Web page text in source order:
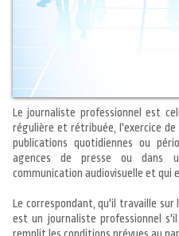
Le journaliste professionnel est celui qui a pour occupation principale,
régulière et rétribuée, l'exercice de
publications quotidiennes ou
agences de presse ou dans
communication audiovisuelle et qui
Le correspondant, qu'il travaille
est un journaliste professionnel